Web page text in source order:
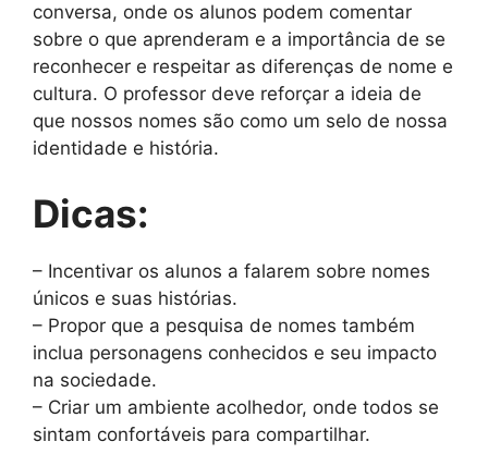
conversa, onde os alunos podem comentar
sobre o que aprenderam e a importância de se
reconhecer e respeitar as diferenças de nome e
cultura. O professor deve reforçar a ideia de
que nossos nomes são como um selo de nossa
identidade e história.
Dicas:
– Incentivar os alunos a falarem sobre nomes
únicos e suas histórias.
– Propor que a pesquisa de nomes também
inclua personagens conhecidos e seu impacto
na sociedade.
– Criar um ambiente acolhedor, onde todos se
sintam confortáveis para compartilhar.